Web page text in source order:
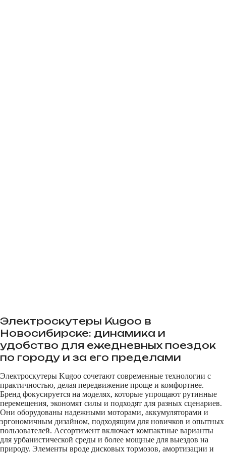
Контакты
корзина
для дачников
курьеров
для города
Wenbox
Maikaolin
Электроскутеры Kugoo в
Новосибирске: динамика и
удобство для ежедневных поездок
по городу и за его пределами
Электроскутеры Kugoo сочетают современные технологии с
практичностью, делая передвижение проще и комфортнее.
Бренд фокусируется на моделях, которые упрощают рутинные
перемещения, экономят силы и подходят для разных сценариев.
Они оборудованы надежными моторами, аккумуляторами и
эргономичным дизайном, подходящим для новичков и опытных
пользователей. Ассортимент включает компактные варианты
для урбанистической среды и более мощные для выездов на
природу. Элементы вроде дисковых тормозов, амортизации и